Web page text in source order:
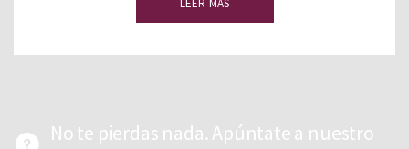
LEER MÁS
No te pierdas nada. Apúntate a nuestro